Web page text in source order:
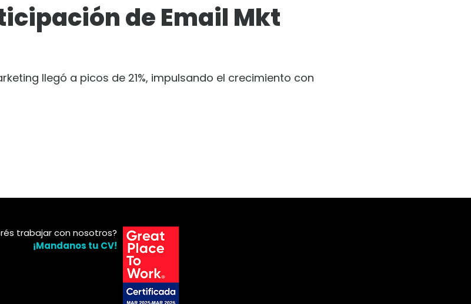
de Email Mkt
llegó a picos de 21%, impulsando el crecimiento con
trabajar con nosotros?
¡Mandanos tu CV!